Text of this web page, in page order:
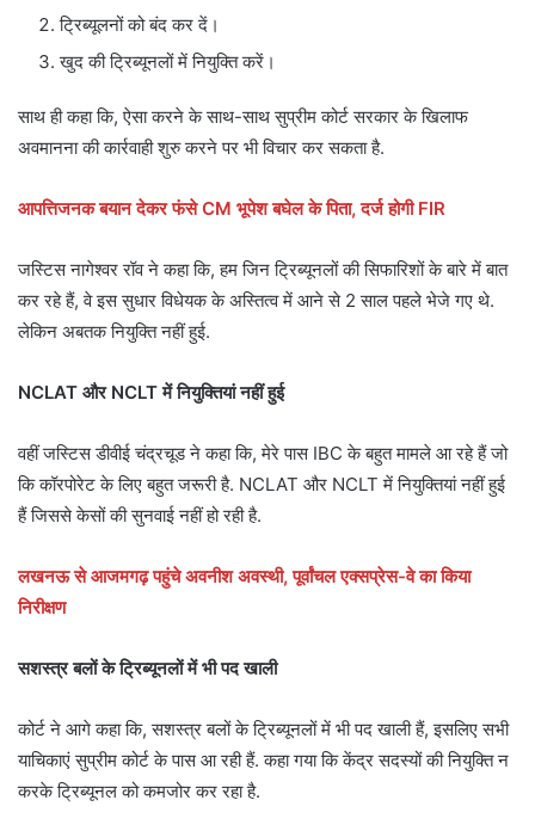
ट्रिब्यूलनों को बंद कर दें।
खुद की ट्रिब्यूनलों में नियुक्ति करें।
साथ ही कहा कि, ऐसा करने के साथ-साथ सुप्रीम कोर्ट सरकार के खिलाफ
अवमानना की कार्रवाही शुरु करने पर भी विचार कर सकता है.
आपत्तिजनक बयान देकर फंसे CM भूपेश बघेल के पिता, दर्ज होगी FIR
जस्टिस नागेश्वर रॉव ने कहा कि, हम जिन ट्रिब्यूनलों की सिफारिशों के बारे में बात
कर रहे हैं, वे इस सुधार विधेयक के अस्तित्व में आने से 2 साल पहले भेजे गए थे.
लेकिन अबतक नियुक्ति नहीं हुई.
NCLAT और NCLT में नियुक्तियां नहीं हुई
वहीं जस्टिस डीवीई चंद्रचूड ने कहा कि, मेरे पास IBC के बहुत मामले आ रहे हैं जो
कि कॉरपोरेट के लिए बहुत जरूरी है. NCLAT और NCLT में नियुक्तियां नहीं हुई
हैं जिससे केसों की सुनवाई नहीं हो रही है.
लखनऊ से आजमगढ़ पहुंचे अवनीश अवस्थी, पूर्वांचल एक्सप्रेस-वे का किया
निरीक्षण
सशस्त्र बलों के ट्रिब्यूनलों में भी पद खाली
कोर्ट ने आगे कहा कि, सशस्त्र बलों के ट्रिब्यूनलों में भी पद खाली हैं, इसलिए सभी
याचिकाएं सुप्रीम कोर्ट के पास आ रही हैं. कहा गया कि केंद्र सदस्यों की नियुक्ति न
करके ट्रिब्यूनल को कमजोर कर रहा है.